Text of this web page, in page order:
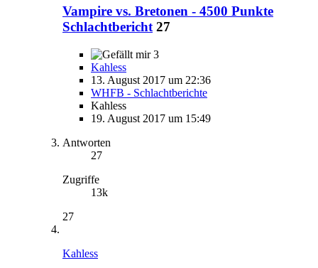
Vampire vs. Bretonen - 4500 Punkte
Schlachtbericht 27
3
Kahless
13. August 2017 um 22:36
WHFB - Schlachtberichte
Kahless
19. August 2017 um 15:49
Antworten
27
Zugriffe
13k
27
Kahless